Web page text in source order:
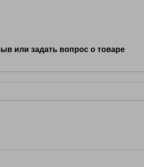
или задать вопрос о товаре